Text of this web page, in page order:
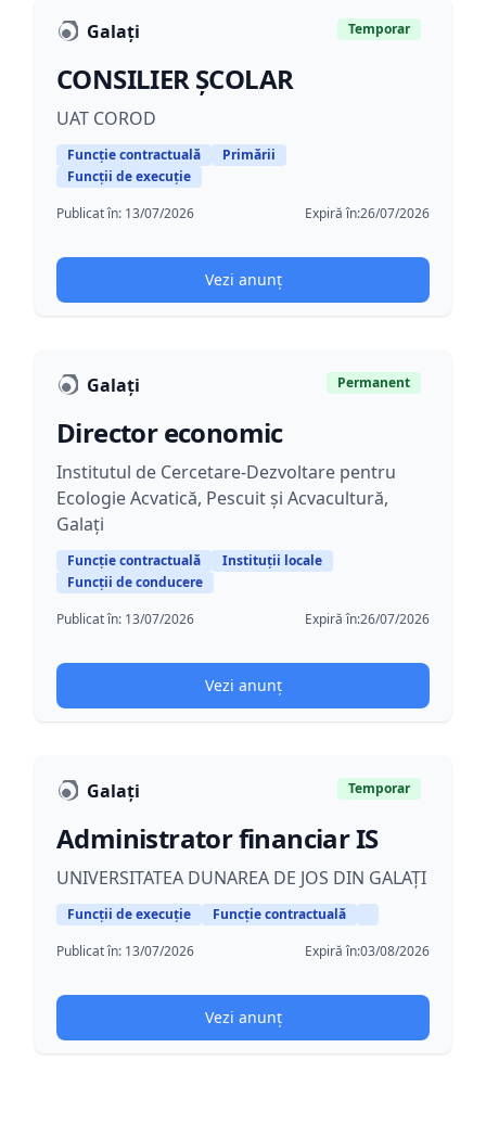
Galaţi Temporar
CONSILIER ȘCOLAR
UAT COROD
Funcție contractuală
Primării
Funcții de execuție
Publicat în: 13/07/2026 Expiră în:26/07/2026
Vezi anunț
Galaţi Permanent
Director economic
Institutul de Cercetare-Dezvoltare pentru
Ecologie Acvatică, Pescuit și Acvacultură,
Galați
Funcție contractuală
Instituții locale
Funcții de conducere
Publicat în: 13/07/2026 Expiră în:26/07/2026
Vezi anunț
Galați Temporar
Administrator financiar IS
UNIVERSITATEA DUNAREA DE JOS DIN GALAȚI
Funcții de execuție
Funcție contractuală
Publicat în: 13/07/2026 Expiră în:03/08/2026
Vezi anunț